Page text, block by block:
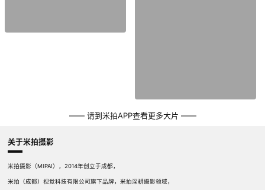
—— 请到米拍APP查看更多大片 ——
关于米拍摄影
米拍摄影（MIPAI），2014年创立于成都，
米拍（成都）视觉科技有限公司旗下品牌，米拍深耕摄影领域，